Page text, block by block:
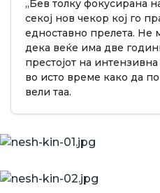
„Бев толку фокусирана
секој нов чекор кој го
едноставно прелета.
дека веќе има две
престојот на
во исто време како да
вели таа.